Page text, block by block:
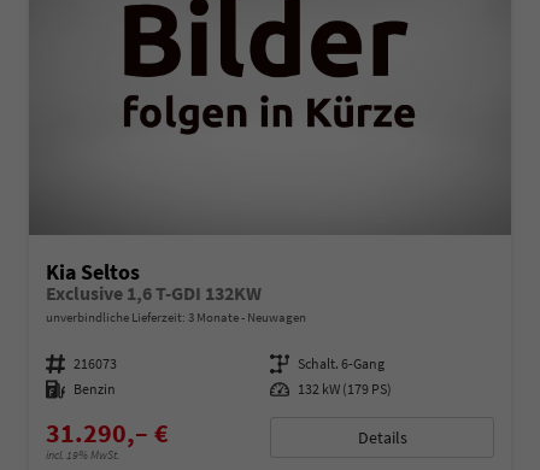
Kia Seltos
Exclusive 1,6 T-GDI 132KW
unverbindliche Lieferzeit: 3 Monate Neuwagen
Fahrzeugnummer 216073 Getriebe Schalt. 6-Gang
Kraftstoff Benzin Leistung 132 kW (179 PS)
31.290,– €
incl. 19% MwSt.
Details